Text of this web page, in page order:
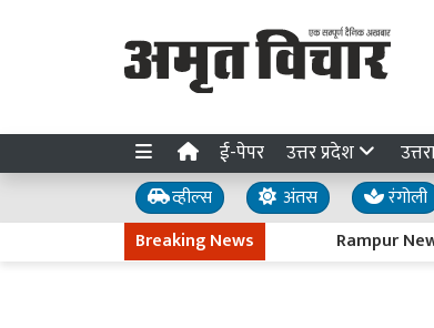
ई-पेपर उत्तर प्रदेश
व्हील्स अंतस रंगोली
Breaking News
Rampur News :